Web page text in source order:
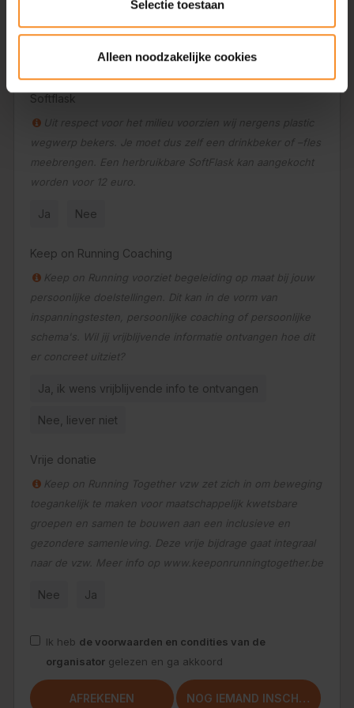
Selectie toestaan
Alleen noodzakelijke cookies
meebrengen. Een herbruikbare cup kan aangekocht
worden voor 3 euro.
Softflask
Uit respect voor het milieu voorzien wij nergens plastic
wegwerp bekers. Je moet dus zelf een drinkbeker of –fles
meebrengen. Een herbruikbare SoftFlask kan aangekocht
worden voor 12 euro.
Ja Nee
Keep on Running Coaching
Keep on Running voorziet begeleiding op maat bij jouw
persoonlijke doelstellingen. Dit kan in de vorm van
inspanningstesten, persoonlijke coaching of persoonlijke
schema's. Wil jij vrijblijvende informatie ontvangen hoe dit
er concreet uitziet?
Ja, ik wens vrijblijvende info te ontvangen
Nee, liever niet
Vrije donatie
Keep on Running Together vzw zet zich in om beweging
toegankelijk te maken voor maatschappelijk kwetsbare
groepen en samen te bouwen aan een inclusieve en
gezondere samenleving. Deze vrije bijdrage gaat integraal
naar de vzw. Meer info op www.keeponrunningtogether.be
Nee Ja
Ik heb de voorwaarden en condities van de
organisator gelezen en ga akkoord